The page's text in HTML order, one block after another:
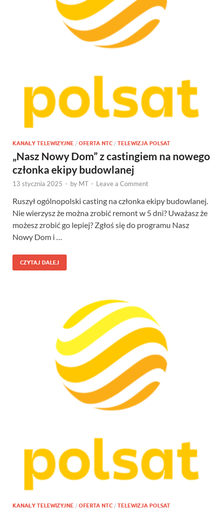
KANAŁY TELEWIZYJNE / OFERTA NTC / TELEWIZJA POLSAT
„Nasz Nowy Dom” z castingiem na nowego
członka ekipy budowlanej
13 stycznia 2025 - by MT - Leave a Comment
Ruszył ogólnopolski casting na członka ekipy budowlanej.
Nie wierzysz że można zrobić remont w 5 dni? Uważasz że
możesz zrobić go lepiej? Zgłoś się do programu Nasz
Nowy Dom i …
CZYTAJ DALEJ
KANAŁY TELEWIZYJNE / OFERTA NTC / TELEWIZJA POLSAT